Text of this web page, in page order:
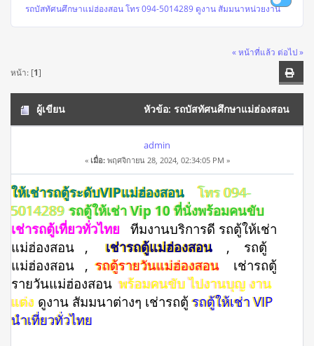
รถบัสทัศนศึกษาแม่ฮ่องสอน โทร 094-5014289 ดูงาน สัมมนาหน่วยงาน
« หน้าที่แล้ว ต่อไป »
หน้า: [1]
ผู้เขียน หัวข้อ: รถบัสทัศนศึกษาแม่ฮ่องสอน
โทร 094-5014289 ดูงาน สัมมนาหน่วยงาน (อ่าน 15264 ครั้ง)
admin
« เมื่อ:พฤศจิกายน 28, 2024, 02:34:05 PM »
ให้เช่ารถตู้ระดับVIPแม่ฮ่องสอน
โทร 094-
5014289 รถตู้ให้เช่า Vip 10 ที่นั่งพร้อมคนขับ
เช่ารถตู้เที่ยวทั่วไทย
ทีมงานบริการดี รถตู้ให้เช่า
แม่ฮ่องสอน ,
เช่ารถตู้แม่ฮ่องสอน
, รถตู้
แม่ฮ่องสอน ,รถตู้รายวันแม่ฮ่องสอน
เช่ารถตู้
รายวันแม่ฮ่องสอนพร้อมคนขับ ไปงานบุญ งาน
แต่ง ดูงาน สัมมนาต่างๆ เช่ารถตู้รถตู้ให้เช่า VIP
นำเที่ยวทั่วไทย